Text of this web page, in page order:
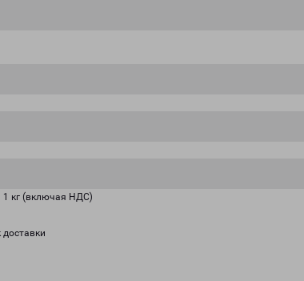
1 кг (включая НДС)